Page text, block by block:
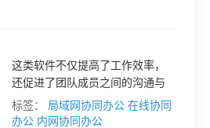
这类软件不仅提高了工作效率，
还促进了团队成员之间的沟通与
协作。本文将评测五款热门的内
网办公工具，帮助您选择最适合
标签： 局域网协同办公 在线协同
办公 内网协同办公